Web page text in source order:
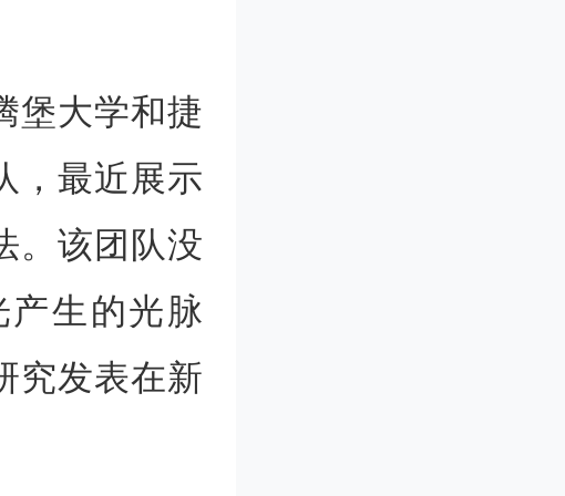
堡大学和捷
，最近展示
。该团队没
生的光脉
究发表在新